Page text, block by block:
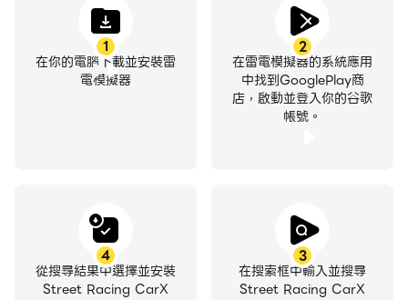
1
在你的電腦下載並安裝雷
電模擬器
2
在雷電模擬器的系統應用
中找到GooglePlay商
店，啟動並登入你的谷歌
帳號。
3
在搜索框中輸入並搜尋
Street Racing CarX
4
從搜尋結果中選擇並安裝
Street Racing CarX